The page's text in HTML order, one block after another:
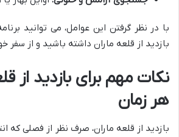
با در نظر گرفتن این عوامل، می توانید
بازدید از قلعه ماران داشته باشید و از سفر
نکات مهم برای بازدید از
هر زمان
بازدید از قلعه ماران، صرف نظر از فصلی که